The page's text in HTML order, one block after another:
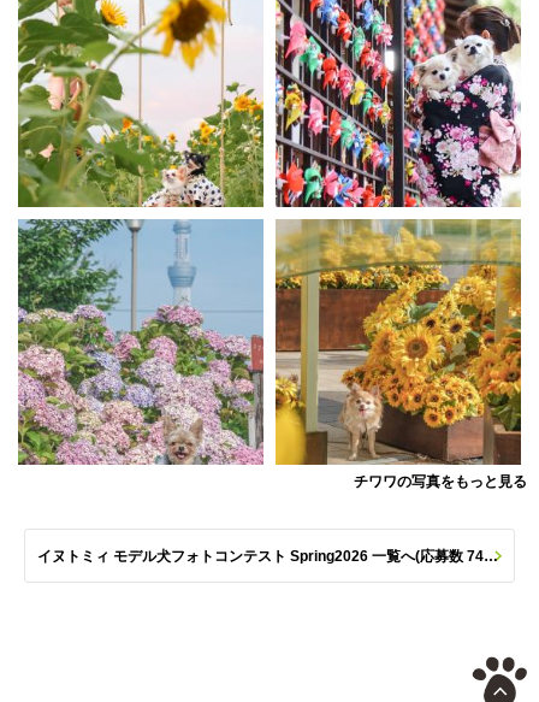
チワワの写真をもっと見る
イヌトミィ モデル犬フォトコンテスト Spring2026 一覧へ(応募数 747枚)